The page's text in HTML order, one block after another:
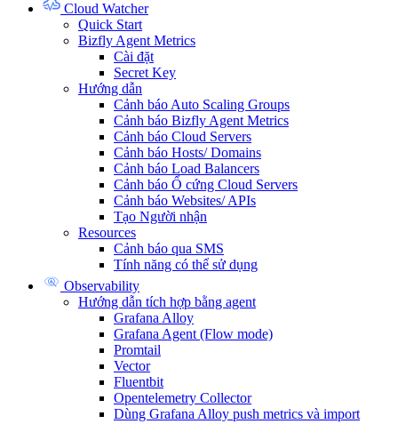
Cloud Watcher
Quick Start
Bizfly Agent Metrics
Cài đặt
Secret Key
Hướng dẫn
Cảnh báo Auto Scaling Groups
Cảnh báo Bizfly Agent Metrics
Cảnh báo Cloud Servers
Cảnh báo Hosts/ Domains
Cảnh báo Load Balancers
Cảnh báo Ổ cứng Cloud Servers
Cảnh báo Websites/ APIs
Tạo Người nhận
Resources
Cảnh báo qua SMS
Tính năng có thể sử dụng
Observability
Hướng dẫn tích hợp bằng agent
Grafana Alloy
Grafana Agent (Flow mode)
Promtail
Vector
Fluentbit
Opentelemetry Collector
Dùng Grafana Alloy push metrics và import